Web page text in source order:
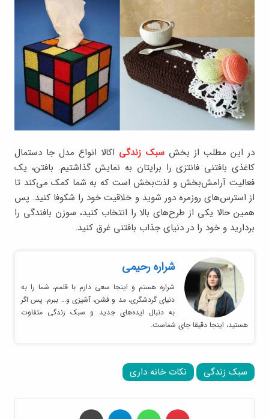
در این مطلب از بخشسبک زندگی اکالا انواع مدل جا دستمال
کاغذی بافتنی فانتزی را برایتان به نمایش گذاشتیم. بافتن، یک
فعالیت آرامش‌بخش و لذت‌بخش است که به شما کمک می‌کند تا
از استرس‌های روزمره دور شوید و خلاقیت خود را شکوفا کنید. پس
همین حالا یکی از طرح‌های بالا را انتخاب کنید، سوزن بافندگی را
بردارید و خود را در دنیای جذاب بافتنی غرق کنید.
شراره رحیمی
شراره هستم و اینجا سعی دارم با قلمم، شما را به
دنیای گردشگری، مد و فشن، آشپزی و… ببرم. پس اگر
به دنبال ایده‌های جدید و سبک زندگی متفاوت
هستید، اینجا دقیقا جای شماست.
سبک زندگی نکات خانه داری